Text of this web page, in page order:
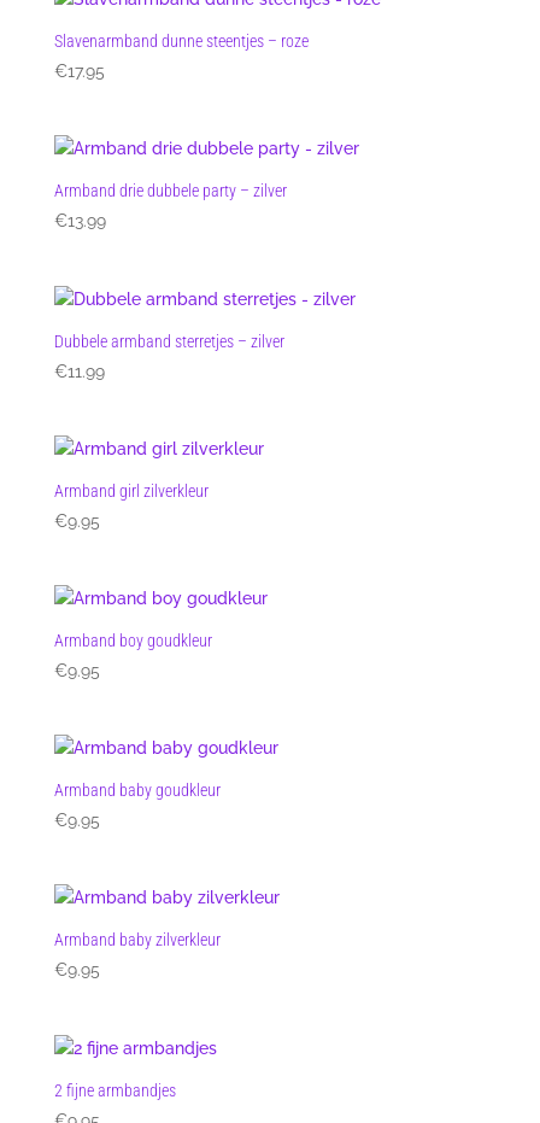
Slavenarmband dunne steentjes – roze
€17.95
Armband drie dubbele party – zilver
€13.99
Dubbele armband sterretjes – zilver
€11.99
Armband girl zilverkleur
€9.95
Armband boy goudkleur
€9.95
Armband baby goudkleur
€9.95
Armband baby zilverkleur
€9.95
2 fijne armbandjes